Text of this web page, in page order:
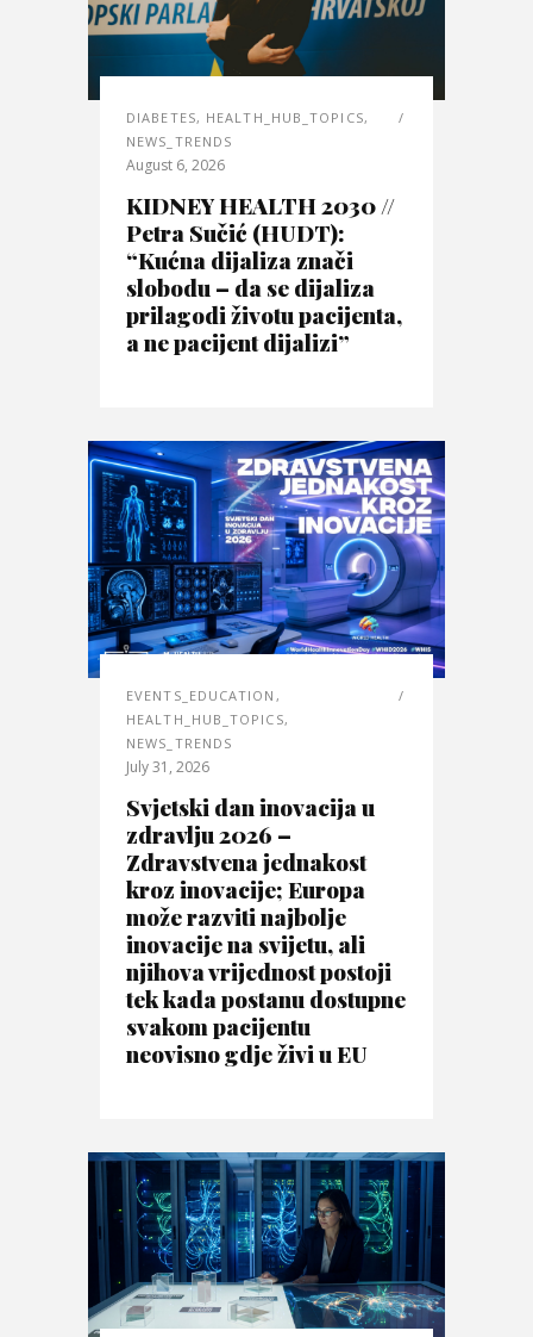
DIABETES, HEALTH_HUB_TOPICS,
NEWS_TRENDS
August 6, 2026
KIDNEY HEALTH 2030 //
Petra Sučić (HUDT):
“Kućna dijaliza znači
slobodu – da se dijaliza
prilagodi životu pacijenta,
a ne pacijent dijalizi”
EVENTS_EDUCATION ,
HEALTH_HUB_TOPICS,
NEWS_TRENDS
July 31, 2026
Svjetski dan inovacija u
zdravlju 2026 –
Zdravstvena jednakost
kroz inovacije; Europa
može razviti najbolje
inovacije na svijetu, ali
njihova vrijednost postoji
tek kada postanu dostupne
svakom pacijentu
neovisno gdje živi u EU